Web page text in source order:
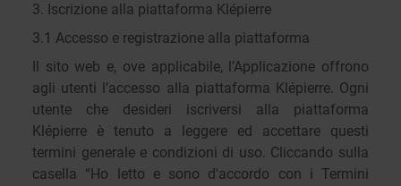
3. Iscrizione alla piattaforma Klépierre
3.1 Accesso e registrazione alla piattaforma
Il sito web e, ove applicabile, l’Applicazione offrono
agli utenti l’accesso alla piattaforma Klépierre. Ogni
utente che desideri iscriversi alla piattaforma
Klépierre è tenuto a leggere ed accettare questi
termini generale e condizioni di uso. Cliccando sulla
casella “Ho letto e sono d'accordo con i Termini